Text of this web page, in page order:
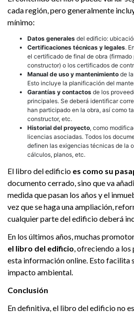
cada región, pero generalmente
mínimo:
Datos generales del edificio:
Certificaciones técnicas y legales.
el certificado de final de obra (firmado
constructor) o los certificados de
Manual de uso y mantenimiento de
Esto incluye la planificación del
Garantías y contactos de los
principales. Se deberá identificar
han participado en la obra, así como
constructor, etc.
Historial del proyecto, como
licencias asociadas. Todos los
definen las exigencias técnicas de la
cálculos, planos, etc.
El libro del edificio es como su
documento cerrado, sino que va
medida que pasan los años y el
vez que se haga una ampliación,
cualquier parte del edificio deberá
En los últimos años, muchas
el libro del edificio, ofreciendo a
esta información online. Esto facilita
impacto ambiental.
Conclusión
En definitiva, el libro del edificio no